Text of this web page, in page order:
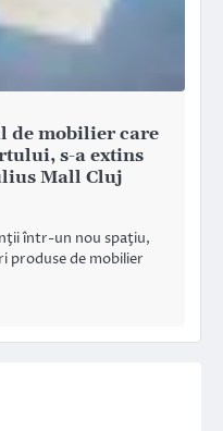
de mobilier care
s-a extins
Mall Cluj
într-un nou spaţiu,
produse de mobilier